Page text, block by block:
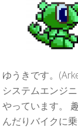
ゆうきです。
システムエンジ
やっています。
んだりバイクに